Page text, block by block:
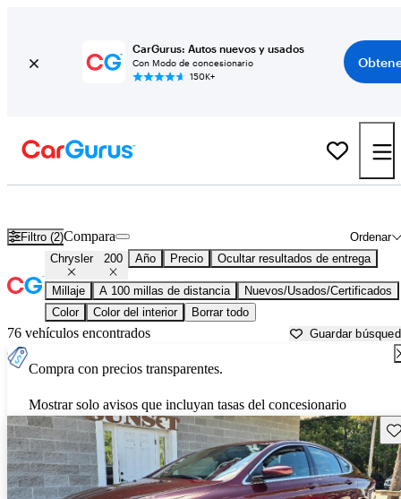
CarGurus: Autos nuevos y usados
Con Modo de concesionario
150K+
Filtro (2) Ordenar
Compara
Chrysler 200 Año Precio Ocultar resultados de entrega
Millaje A 100 millas de distancia
Nuevos/Usados/Certificados
Color
Color del interior Borrar todo
76 vehículos encontrados Guardar
Compra con precios transparentes.
Mostrar solo avisos que incluyan tasas del concesionario